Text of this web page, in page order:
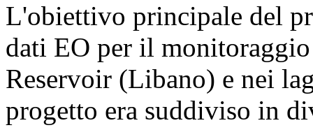
L'obiettivo principale del
dati EO per il
Reservoir (Libano) e nei
progetto era suddiviso in